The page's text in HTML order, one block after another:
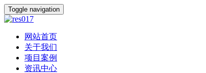
Toggle navigation
网站首页
关于我们
项目案例
资讯中心